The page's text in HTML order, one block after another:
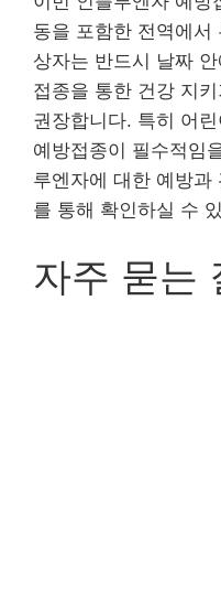
동을 포함한 전역에서
상자는 반드시 날짜
접종을 통한 건강 지
권장합니다. 특히 어
예방접종이 필수적임
루엔자에 대한 예방과
를 통해 확인하실 수
자주 묻는